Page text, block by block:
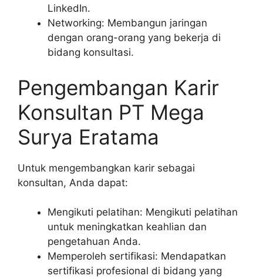
LinkedIn.
Networking: Membangun jaringan
dengan orang-orang yang bekerja di
bidang konsultasi.
Pengembangan Karir
Konsultan PT Mega
Surya Eratama
Untuk mengembangkan karir sebagai
konsultan, Anda dapat:
Mengikuti pelatihan: Mengikuti pelatihan
untuk meningkatkan keahlian dan
pengetahuan Anda.
Memperoleh sertifikasi: Mendapatkan
sertifikasi profesional di bidang yang